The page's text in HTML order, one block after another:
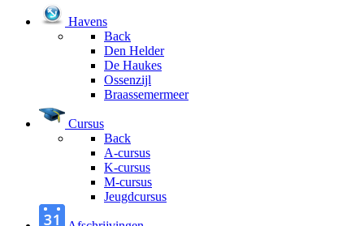
Havens
Back
Den Helder
De Haukes
Ossenzijl
Braassemermeer
Cursus
Back
A-cursus
K-cursus
M-cursus
Jeugdcursus